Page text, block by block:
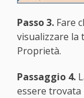
Passo 3.Fare
visualizzare la
Proprietà.
Passaggio 4.
essere trovata